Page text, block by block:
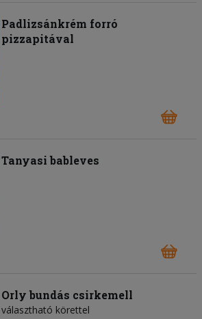
Padlizsánkrém forró
pizzapitával
Tanyasi bableves
Orly bundás csirkemell
választható körettel